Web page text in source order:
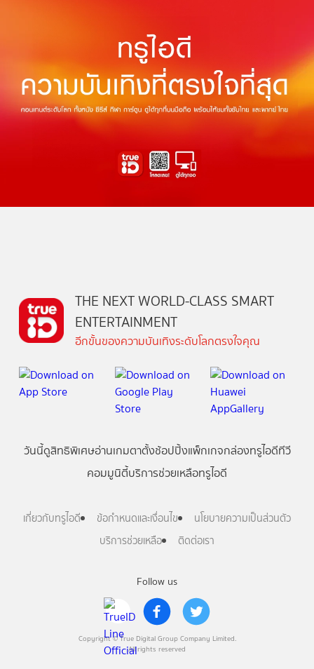
Follow us
Copyright © True Digital Group Company Limited.
All rights reserved
THE NEXT WORLD-CLASS SMART
ENTERTAINMENT
อีกขั้นของความบันเทิงระดับโลกตรงใจคุณ
วันนี้ดูสิทธิพิเศษอ่านเกมตาตั้งช้อปปิ้งแพ็กเกจกล่องทรูไอดีทีวี
คอมมูนิตี้บริการช่วยเหลือทรูไอดี
เกี่ยวกับทรูไอดี ข้อกำหนดและเงื่อนไข
นโยบายความเป็นส่วนตัว
บริการช่วยเหลือ
ติดต่อเรา